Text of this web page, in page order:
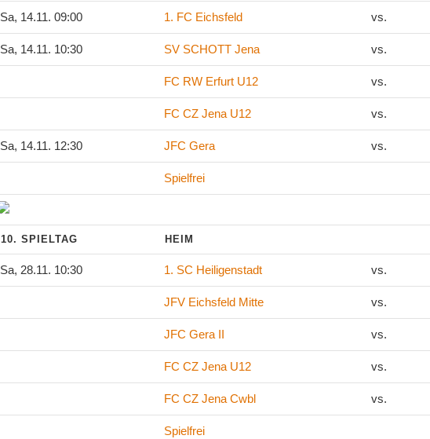
Sa, 14.11. 09:00 1. FC Eichsfeld vs.
Sa, 14.11. 10:30 SV SCHOTT Jena vs.
FC RW Erfurt U12 vs.
FC CZ Jena U12 vs.
Sa, 14.11. 12:30 JFC Gera vs.
Spielfrei
10. SPIELTAG HEIM
Sa, 28.11. 10:30 1. SC Heiligenstadt vs.
JFV Eichsfeld Mitte vs.
JFC Gera II vs.
FC CZ Jena U12 vs.
FC CZ Jena Cwbl vs.
Spielfrei